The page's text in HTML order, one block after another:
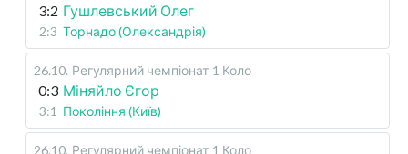
3:2 Гушлевський Олег
2:3 Торнадо (Олександрія)
26.10. Регулярний чемпіонат 1 Коло
0:3 Міняйло Єгор
3:1 Покоління (Київ)
26.10. Регулярний чемпіонат 1 Коло